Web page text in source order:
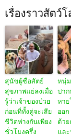
เรื่องราวสัตว์
สุนัขผู้ซื่อสัตย์
สุขภาพแย่ลงเมื่อ
รู้ว่าเจ้าของป่วย
ก่อนที่ทั้งคู่จะเสีย
ชีวิตห่างกันเพียง
ชั่วโมงครึ่ง
หนุ่
ปา
หาย
ออ
ด้ว
และ